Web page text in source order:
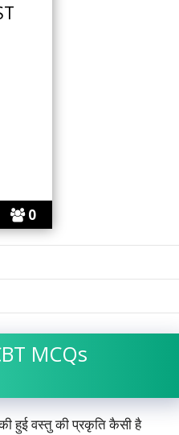
0
MCQs
हुई वस्तु की प्रकृति कैसी है